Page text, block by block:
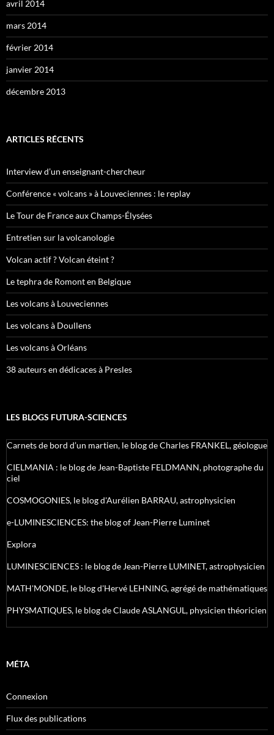
avril 2014
mars 2014
février 2014
janvier 2014
décembre 2013
ARTICLES RÉCENTS
Interview d’un enseignant-chercheur
Conférence « volcans » à Louveciennes : le replay
Le Tour de France aux Champs-Élysées
Entretien sur la volcanologie
Volcan actif ? Volcan éteint ?
Le tephra de Romont en Belgique
Les volcans à Louveciennes
Les volcans à Doullens
Les volcans à Orléans
38 auteurs en dédicaces à Presles
LES BLOGS FUTURA-SCIENCES
Carnets de bord d’un martien, le blog de Charles FRANKEL, géologue
CIELMANIA : le blog de Jean-Baptiste FELDMANN, photographe du
ciel
COSMOGONIES, le blog d'Aurélien BARRAU, astrophysicien
e-LUMINESCIENCES: the blog of Jean-Pierre Luminet
Explora
LUMINESCIENCES : le blog de Jean-Pierre LUMINET, astrophysicien
MATH'MONDE, le blog d'Hervé LEHNING, agrégé de mathématiques
PHYSMATIQUES, le blog de Claude ASLANGUL, physicien théoricien
MÉTA
Connexion
Flux des publications